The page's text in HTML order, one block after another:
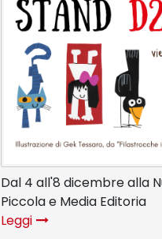
Dal 4 all'8 dicembre alla
Piccola e Media Editoria
Leggi